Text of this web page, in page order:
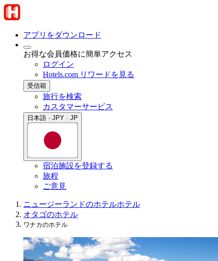
アプリをダウンロード
お得な会員価格に簡単アクセス
ログイン
Hotels.com リワードを見る
受信箱
旅行を検索
カスタマーサービス
日本語 · JPY · JP
宿泊施設を登録する
旅程
ご意見
ニュージーランドのホテルホテル
オタゴのホテル
ワナカのホテル